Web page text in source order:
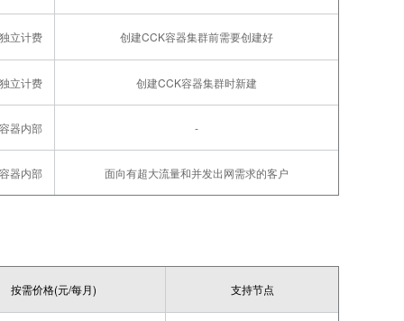
独立计费 创建CCK容器集群前需要创建好
独立计费 创建CCK容器集群时新建
容器内部 -
容器内部 面向有超大流量和并发出网需求的客户
按需价格(元/每月) 支持节点